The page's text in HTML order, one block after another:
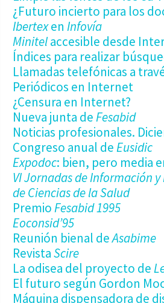
¿Futuro incierto para los
Ibertexen Infovía
Minitelaccesible desde
Índices para realizar
Llamadas telefónicas a
Periódicos en Internet
¿Censura en Internet?
Nueva junta deFesabid
Noticias profesionales.
Congreso anual deEusidic
Expodoc: bien, pero media
VI Jornadas de Información
de Ciencias de la Salud
PremioFesabid 1995
Eoconsid’95
Reunión bienal deAsabime
RevistaScire
La odisea del proyecto de
El futuro según Gordon
Máquina dispensadora de